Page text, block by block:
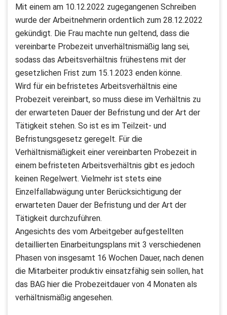
Mit einem am 10.12.2022 zugegangenen Schreiben
wurde der Arbeitnehmerin ordentlich zum 28.12.2022
gekündigt. Die Frau machte nun geltend, dass die
vereinbarte Probezeit unverhältnismäßig lang sei,
sodass das Arbeitsverhältnis frühestens mit der
gesetzlichen Frist zum 15.1.2023 enden könne.
Wird für ein befristetes Arbeitsverhältnis eine
Probezeit vereinbart, so muss diese im Verhältnis zu
der erwarteten Dauer der Befristung und der Art der
Tätigkeit stehen. So ist es im Teilzeit- und
Befristungsgesetz geregelt. Für die
Verhältnismäßigkeit einer vereinbarten Probezeit in
einem befristeten Arbeitsverhältnis gibt es jedoch
keinen Regelwert. Vielmehr ist stets eine
Einzelfallabwägung unter Berücksichtigung der
erwarteten Dauer der Befristung und der Art der
Tätigkeit durchzuführen.
Angesichts des vom Arbeitgeber aufgestellten
detaillierten Einarbeitungsplans mit 3 verschiedenen
Phasen von insgesamt 16 Wochen Dauer, nach denen
die Mitarbeiter produktiv einsatzfähig sein sollen, hat
das BAG hier die Probezeitdauer von 4 Monaten als
verhältnismäßig angesehen.